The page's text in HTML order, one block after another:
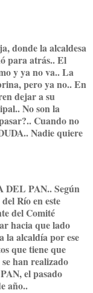
donde la alcaldesa
para atrás.. El
y ya no va.. La
pero ya no.. En
dejar a su
No son la
Cuando no
Nadie quiere
PAN.. Según
Río en este
del Comité
hacia que lado
la alcaldía por ese
que tiene que
han realizado
el pasado
año..